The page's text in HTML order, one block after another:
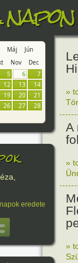
Máj
Jún
Nov
Dec
5 6
7
12 13
14
19 20
21
26 27
28
eredete
»
A
»
»